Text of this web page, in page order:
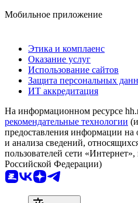
Мобильное приложение
Этика и комплаенс
Оказание услуг
Использование сайтов
Защита персональных
ИТ аккредитация
На информационном ресурсе
рекомендательные технологии
предоставления информации на
и анализа сведений,
пользователей сети
Российской Федерации)